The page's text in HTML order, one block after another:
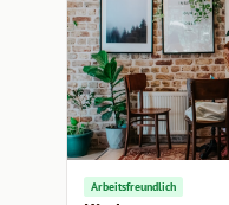
Arbeitsfreundlich